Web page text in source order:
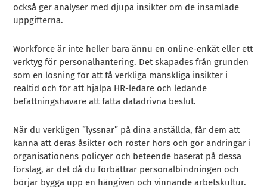
också ger analyser med djupa insikter om de insamlade
uppgifterna.
Workforce är inte heller bara ännu en online-enkät eller ett
verktyg för personalhantering. Det skapades från grunden
som en lösning för att få verkliga mänskliga insikter i
realtid och för att hjälpa HR-ledare och ledande
befattningshavare att fatta datadrivna beslut.
När du verkligen ”lyssnar” på dina anställda, får dem att
känna att deras åsikter och röster hörs och gör ändringar i
organisationens policyer och beteende baserat på dessa
förslag, är det då du förbättrar personalbindningen och
börjar bygga upp en hängiven och vinnande arbetskultur.